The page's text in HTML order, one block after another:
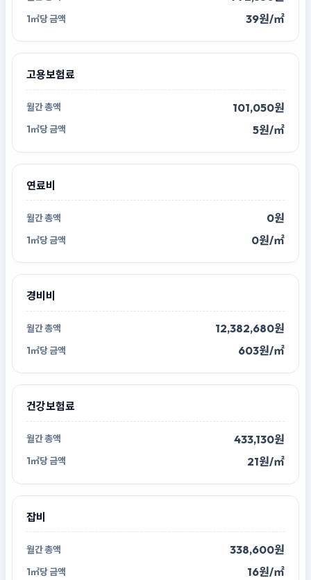
39원/㎡
고용보험료
101,050원
5원/㎡
연료비
0원
0원/㎡
경비비
12,382,680원
603원/㎡
건강보험료
433,130원
21원/㎡
잡비
338,600원
16원/㎡